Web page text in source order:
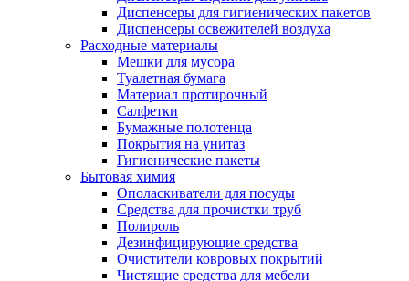
Диспенсеры для гигиенических пакетов
Диспенсеры освежителей воздуха
Расходные материалы
Мешки для мусора
Туалетная бумага
Материал протирочный
Салфетки
Бумажные полотенца
Покрытия на унитаз
Гигиенические пакеты
Бытовая химия
Ополаскиватели для посуды
Средства для прочистки труб
Полироль
Дезинфицирующие средства
Очистители ковровых покрытий
Чистящие средства для мебели